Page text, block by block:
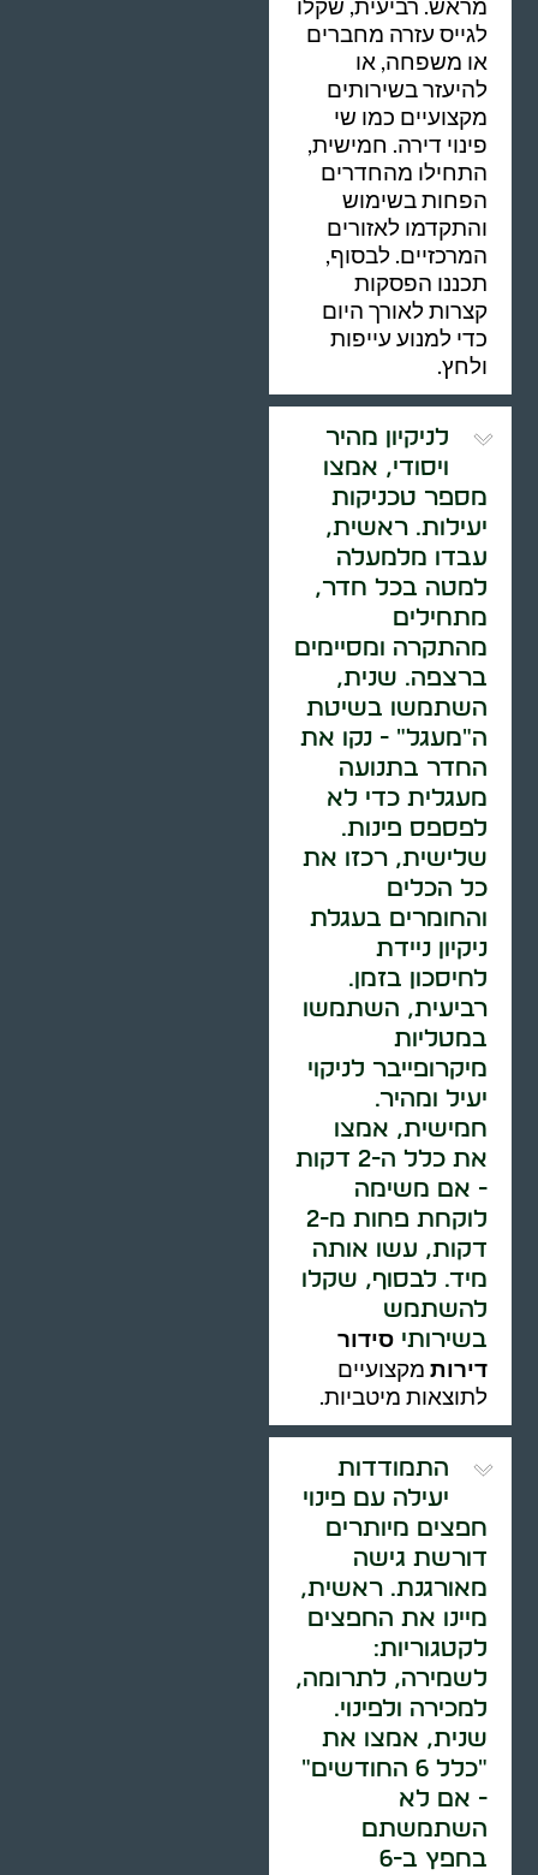
לגייס עזרה מחברים
או משפחה, או
להיעזר בשירותים
מקצועיים כמו שי
פינוי דירה. חמישית,
התחילו מהחדרים
הפחות בשימוש
והתקדמו לאזורים
המרכזיים. לבסוף,
תכננו הפסקות
קצרות לאורך היום
כדי למנוע עייפות
ולחץ.
לניקיון מהיר
ויסודי, אמצו
מספר טכניקות
יעילות. ראשית,
עבדו מלמעלה
למטה בכל חדר,
מתחילים
מהתקרה ומסיימים
ברצפה. שנית,
השתמשו בשיטת
ה"מעגל" - נקו את
החדר בתנועה
מעגלית כדי לא
לפספס פינות.
שלישית, רכזו את
כל הכלים
והחומרים בעגלת
ניקיון ניידת
לחיסכון בזמן.
רביעית, השתמשו
במטליות
מיקרופייבר לניקוי
יעיל ומהיר.
חמישית, אמצו
את כלל ה-2 דקות
- אם משימה
לוקחת פחות מ-2
דקות, עשו אותה
מיד. לבסוף, שקלו
להשתמש
בשירותיסידור
דירות מקצועיים
לתוצאות מיטביות.
התמודדות
יעילה עם פינוי
חפצים מיותרים
דורשת גישה
מאורגנת. ראשית,
מיינו את החפצים
לקטגוריות:
לשמירה, לתרומה,
למכירה ולפינוי.
שנית, אמצו את
"כלל 6 החודשים"
- אם לא
השתמשתם
בחפץ ב-6